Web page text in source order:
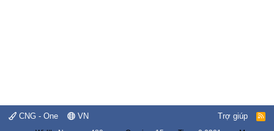
CNG - One VN Trợ giúp
R